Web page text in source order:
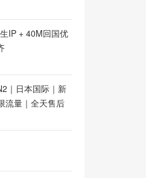
IP + 40M回国优
｜日本国际｜新
流量｜全天售后